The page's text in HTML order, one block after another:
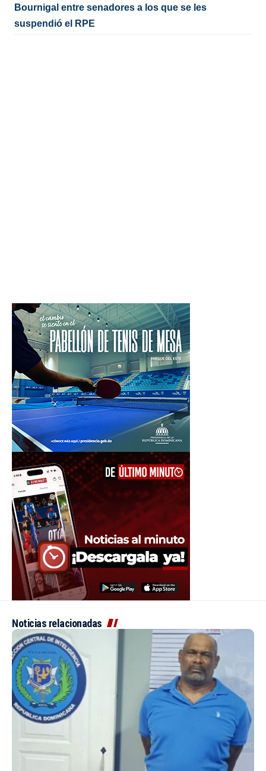
Bournigal entre senadores a los que se les
suspendió el RPE
Noticias relacionadas